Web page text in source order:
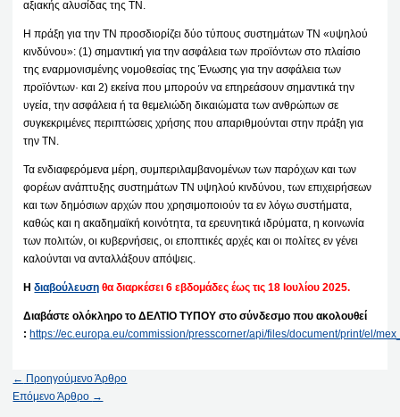
αξιακής αλυσίδας της ΤΝ.
Η πράξη για την ΤΝ προσδιορίζει δύο τύπους συστημάτων ΤΝ «υψηλού
κινδύνου»: (1) σημαντική για την ασφάλεια των προϊόντων στο πλαίσιο
της εναρμονισμένης νομοθεσίας της Ένωσης για την ασφάλεια των
προϊόντων· και 2) εκείνα που μπορούν να επηρεάσουν σημαντικά την
υγεία, την ασφάλεια ή τα θεμελιώδη δικαιώματα των ανθρώπων σε
συγκεκριμένες περιπτώσεις χρήσης που απαριθμούνται στην πράξη για
την ΤΝ.
Τα ενδιαφερόμενα μέρη, συμπεριλαμβανομένων των παρόχων και των
φορέων ανάπτυξης συστημάτων ΤΝ υψηλού κινδύνου, των επιχειρήσεων
και των δημόσιων αρχών που χρησιμοποιούν τα εν λόγω συστήματα,
καθώς και η ακαδημαϊκή κοινότητα, τα ερευνητικά ιδρύματα, η κοινωνία
των πολιτών, οι κυβερνήσεις, οι εποπτικές αρχές και οι πολίτες εν γένει
καλούνται να ανταλλάξουν απόψεις.
Ηδιαβούλευση θα διαρκέσει 6 εβδομάδες έως τις 18 Ιουλίου 2025.
Διαβάστε ολόκληρο το ΔΕΛΤΙΟ ΤΥΠΟΥ στο σύνδεσμο που ακολουθεί
: https://ec.europa.eu/commission/presscorner/api/files/document/print/el/
← Προηγούμενο Άρθρο
Επόμενο Άρθρο →